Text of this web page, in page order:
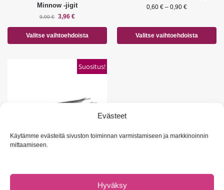
Evästeet
Käytämme evästeitä sivuston toiminnan varmistamiseen ja markkinoinnin
mittaamiseen.
Hyväksy
Minnow -jigit
9,90€ 3,96 €
Valitse vaihtoehdoista
0,60 € – 0,90 €
Valitse vaihtoehdoista
Suositus!